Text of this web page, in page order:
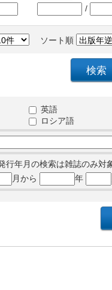
/
ソート順
英語
ロシア語
行年月の検索は雑誌のみ対
月から 年